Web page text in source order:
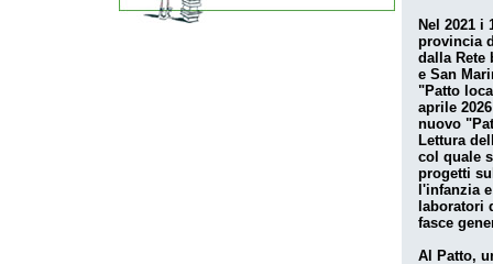
Nel 2021 i
provincia
dalla Rete
e San
"Patto
aprile
nuovo
Lettura
col quale
progetti
l'infanzia
laboratori
fasce
Al Patto,